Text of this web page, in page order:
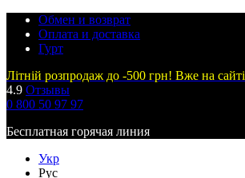
Обмен и возврат
Оплата и доставка
Гурт
Літній розпродаж до -500 грн! Вже на сайті
4.9 Отзывы
0 800 50 97 97
Бесплатная горячая линия
Укр
Рус